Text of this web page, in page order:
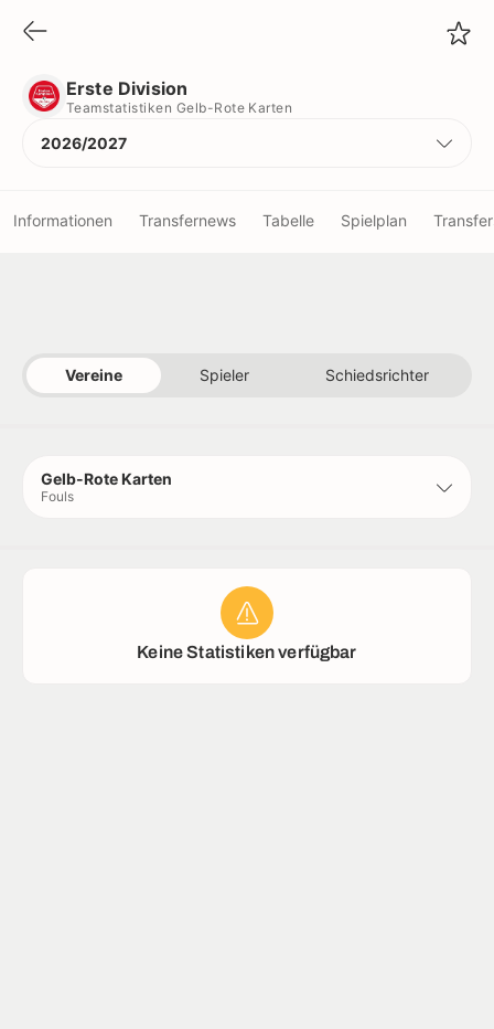
Erste Division
Teamstatistiken Gelb-Rote Karten
2026/2027
Informationen Transfernews Tabelle Spielplan
Vereine Spieler Schiedsrichter
Gelb-Rote Karten
Fouls
Keine Statistiken verfügbar